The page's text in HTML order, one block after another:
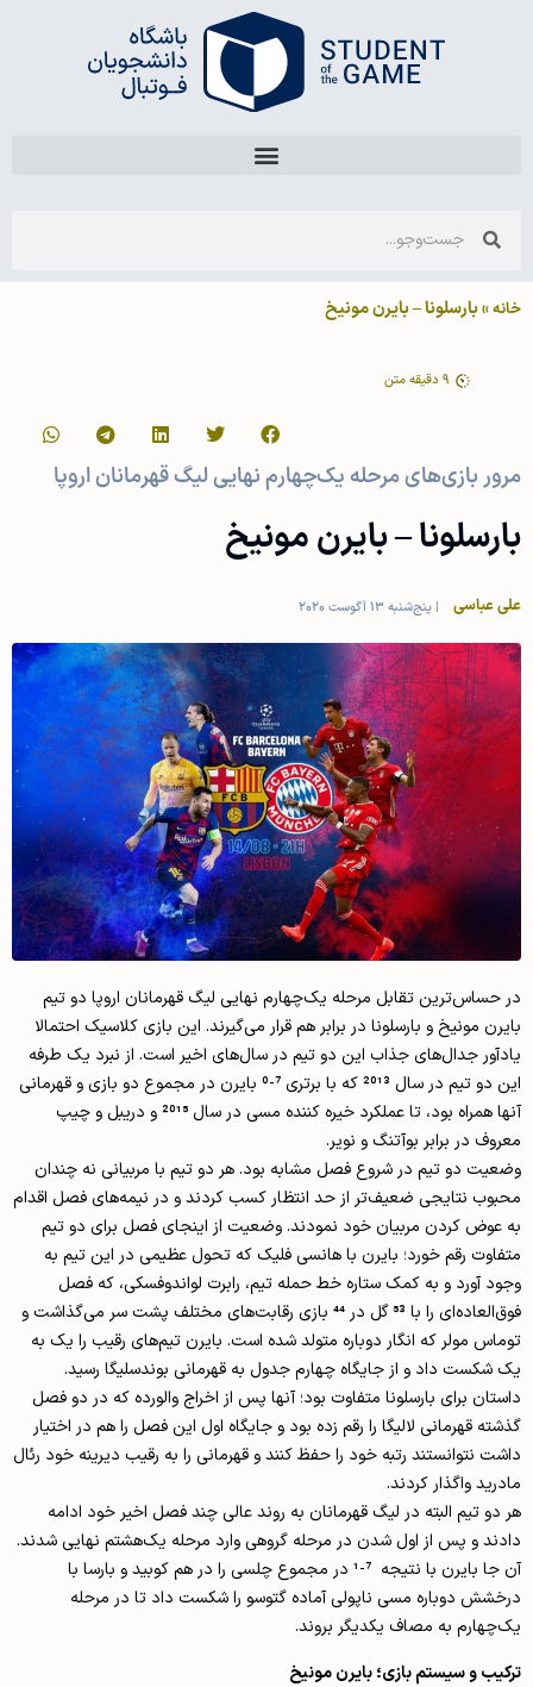
خانه»بارسلونا – بایرن مونیخ
9 دقیقه متن
مرور بازی‌های مرحله یک‌چهارم نهایی لیگ قهرمانان اروپا
بارسلونا – بایرن مونیخ
علی عباسی | پنج‌شنبه 13 آگوست 2020
در حساس­‌ترین تقابل مرحله یک­‌چهارم نهایی لیگ قهرمانان اروپا دو تیم
بایرن ­مونیخ و بارسلونا در برابر هم قرار می‌­گیرند. این بازی کلاسیک احتمالا
یادآور جدال­‌های جذاب این دو تیم در سال­‌های اخیر است. از نبرد یک طرفه
این دو تیم در سال 2013 که با برتری 7-0 بایرن در مجموع دو بازی و قهرمانی
آن­ها همراه بود، تا عملکرد خیره کننده مسی در سال 2015 و دریبل و چیپ
معروف در برابر بوآتنگ و نویر.
وضعیت دو تیم در شروع فصل مشابه بود. هر دو تیم با مربیانی نه چندان
محبوب نتایجی ضعیف‌­تر از حد انتظار کسب کردند و در نیمه‌­های فصل اقدام
به عوض کردن مربیان خود نمودند. وضعیت از اینجای فصل برای دو تیم
متفاوت رقم خورد؛ بایرن با هانسی فلیک که تحول عظیمی در این تیم به
وجود آورد و به کمک ستاره خط حمله تیم، رابرت لواندوفسکی، که فصل
فوق‌العاده‌­ای را با 53 گل در 44 بازی رقابت­‌های مختلف پشت سر می­‌گذاشت و
توماس مولر که انگار دوباره متولد شده است. بایرن تیم‌­های رقیب را یک به
یک شکست داد و از جایگاه چهارم جدول به قهرمانی بوندسلیگا رسید.
داستان برای بارسلونا متفاوت بود؛ آنها پس از اخراج والورده که در دو فصل
گذشته قهرمانی لالیگا را رقم زده بود و جایگاه اول این فصل را هم در اختیار
داشت نتوانستند رتبه خود را حفظ کنند و قهرمانی را به رقیب دیرینه خود رئال
مادرید واگذار کردند.
هر دو تیم البته در لیگ قهرمانان به روند عالی چند فصل اخیر خود ادامه
دادند و پس از اول شدن در مرحله گروهی وارد مرحله یک‌­هشتم نهایی شدند.
آن جا بایرن با نتیجه 7-1 در مجموع چلسی را در هم کوبید و بارسا با
درخشش دوباره مسی ناپولی آماده گتوسو را شکست داد تا در مرحله
یک‌چهارم به مصاف یکدیگر بروند.
ترکیب و سیستم بازی؛ بایرن مونیخ